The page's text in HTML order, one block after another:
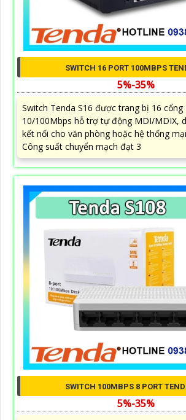
SWITCH 16 PORT 100MBPS
5%-35%
Switch Tenda S16 được trang bị 16 cổng
10/100Mbps hỗ trợ tự động MDI/MDIX,
kết nối cho văn phòng hoặc hệ thống
Công suất chuyển mạch đạt 3
SWITCH 100MBPS 8 PORT
5%-35%